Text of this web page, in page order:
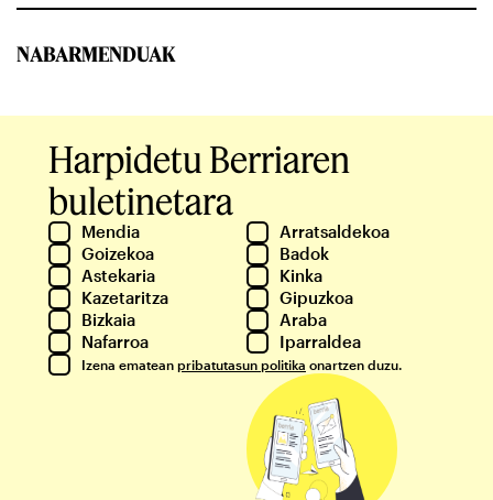
NABARMENDUAK
Harpidetu Berriaren
buletinetara
Mendia
Arratsaldekoa
Goizekoa
Badok
Astekaria
Kinka
Kazetaritza
Gipuzkoa
Bizkaia
Araba
Nafarroa
Iparraldea
Izena ematean pribatutasun politika onartzen duzu.